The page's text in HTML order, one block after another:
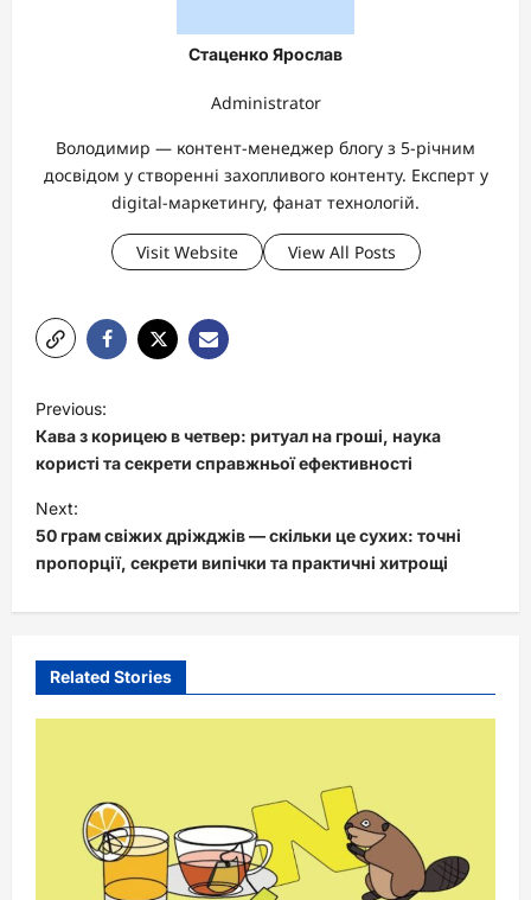
Стаценко Ярослав
Administrator
Володимир — контент-менеджер блогу з 5-річним
досвідом у створенні захопливого контенту. Експерт у
digital-маркетингу, фанат технологій.
Visit Website View All Posts
o
s
t
n
a
v
g
a
Previous:
Кава з корицею в четвер: ритуал на гроші, наука
користі та секрети справжньої ефективності
Next:
50 грам свіжих дріжджів — скільки це сухих: точні
пропорції, секрети випічки та практичні хитрощі
Related Stories